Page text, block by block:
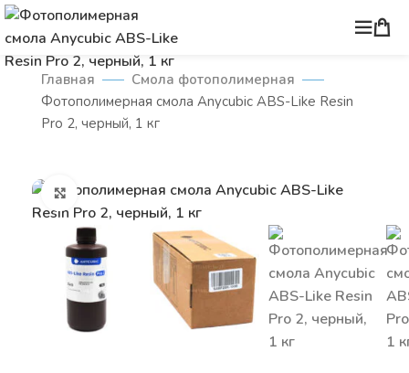
Главная
Смола фотополимерная
Фотополимерная смола Anycubic ABS-Like Resin
Pro 2, черный, 1 кг
Нажмите, чтобы увеличить